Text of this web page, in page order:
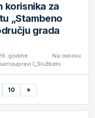
korisnika za
„Stambeno
grada
godine Na osnovu
(„Službeni…
10 »